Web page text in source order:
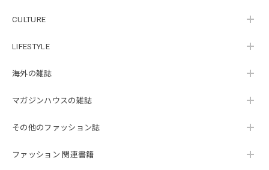
CULTURE
LIFESTYLE
海外の雑誌
マガジンハウスの雑誌
その他のファッション誌
ファッション 関連書籍